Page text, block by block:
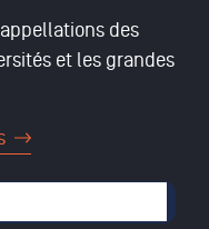
des
et les grandes